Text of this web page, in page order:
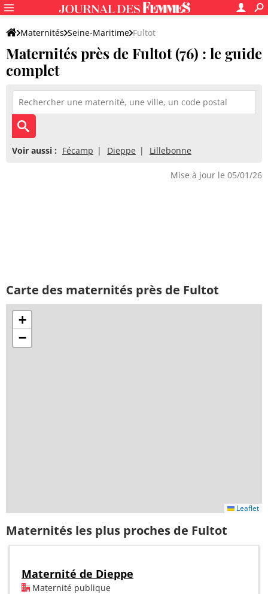
Maternités Seine-Maritime Fultot
Maternités près de Fultot (76) : le guide
complet
Voir aussi : Fécamp Dieppe Lillebonne
Mise à jour le 05/01/26
Carte des maternités près de Fultot
+
−
Leaflet
Maternités les plus proches de Fultot
Maternité de Dieppe
Maternité publique